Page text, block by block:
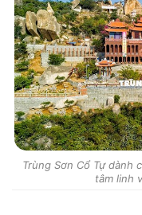
Trùng Sơn Cổ Tự dành
tâm linh